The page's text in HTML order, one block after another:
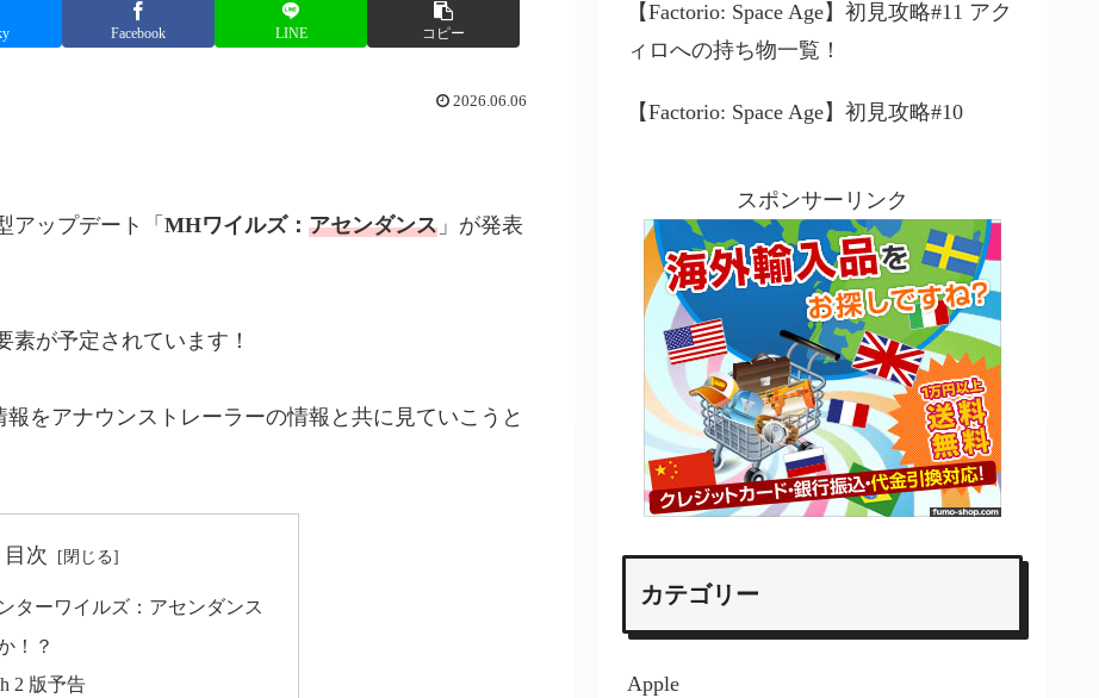
Facebook LINE コピー
2026.06.06
アップデート「 MHワイルズ： アセンダンス 」が発表
が予定されています！
報をアナウンストレーラーの情報と共に見ていこうと
目次
ターワイルズ：アセンダンス
！？
2 版予告
【Factorio: Space Age】初見攻略#11 アク
ィロへの持ち物一覧！
【Factorio: Space Age】初見攻略#10
スポンサーリンク
カテゴリー
Apple